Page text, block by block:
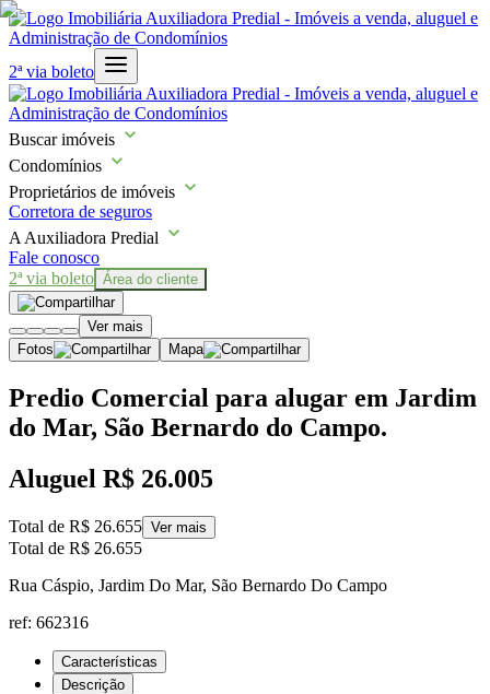
2ª via boleto
Buscar imóveis
Condomínios
Proprietários de imóveis
Corretora de seguros
A Auxiliadora Predial
Fale conosco
2ª via boleto Área do cliente
Ver mais
Fotos
Mapa
Predio Comercial para alugar em Jardim
do Mar, São Bernardo do Campo.
Aluguel R$ 26.005
Total de R$ 26.655 Ver mais
Total de R$ 26.655
Rua Cáspio, Jardim Do Mar, São Bernardo Do Campo
ref: 662316
Características
Descrição